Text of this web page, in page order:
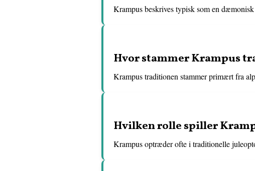
Krampus beskrives typisk som en
Hvor stammer Krampus
Krampus traditionen stammer primært fra
Hvilken rolle spiller
Krampus optræder ofte i traditionelle